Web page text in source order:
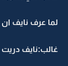
لما عرف نايف
غالب:نايف